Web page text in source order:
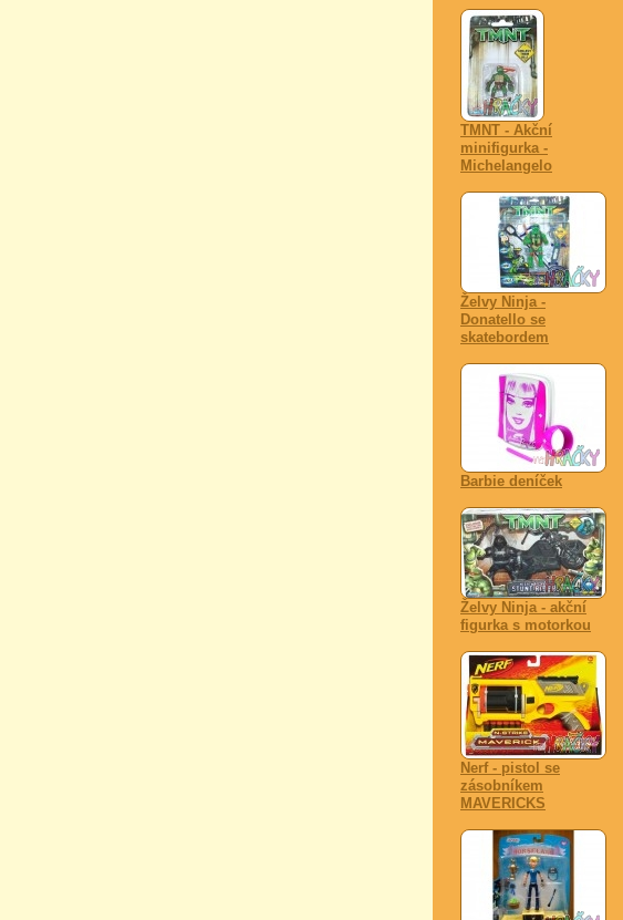
TMNT - Akční
minifigurka -
Michelangelo
Želvy Ninja -
Donatello se
skatebordem
Barbie deníček
Želvy Ninja - akční
figurka s motorkou
Nerf - pistol se
zásobníkem
MAVERICKS